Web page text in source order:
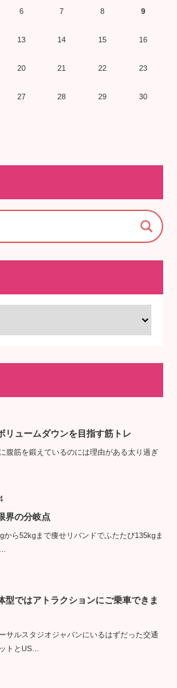
6 7 8 9
13 14 15 16
20 21 22 23
27 28 29 30
リュームダウンを目指す筋トレ
腹筋を鍛えているのには理由がある太り過ぎ
界の分岐点
から52kgまで痩せリバンドでふたたび135kgま
型ではアトラクションにご乗車できま
サルスタジオジャパンにいるはずだった交通
トとUS…